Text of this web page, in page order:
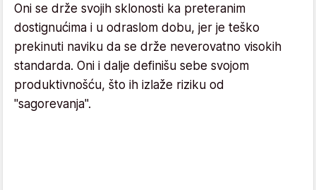
Oni se drže svojih sklonosti ka preteranim
dostignućima i u odraslom dobu, jer je teško
prekinuti naviku da se drže neverovatno visokih
standarda. Oni i dalje definišu sebe svojom
produktivnošću, što ih izlaže riziku od
"sagorevanja".